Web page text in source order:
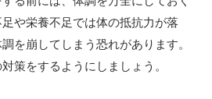
や栄養不足では体の抵抗力が落
を崩してしまう恐れがあります。
策をするようにしましょう。